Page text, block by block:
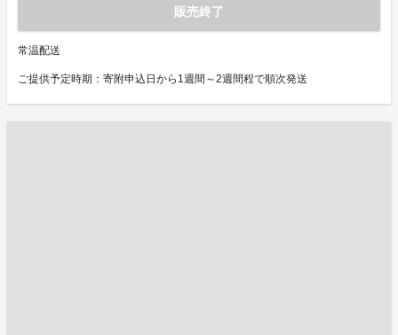
販売終了
常温配送
ご提供予定時期：寄附申込日から1週間～2週間程で順次発送